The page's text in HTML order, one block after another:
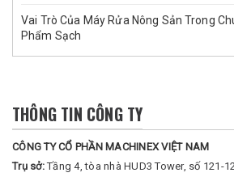
Vai Trò Của Máy Rửa Nông Sản Trong
Phẩm Sạch
THÔNG TIN CÔNG TY
CÔNG TY CỔ PHẦN MACHINEX VIỆT NAM
Trụ sở:Tầng 4, tòa nhà HUD3 Tower, số 121-